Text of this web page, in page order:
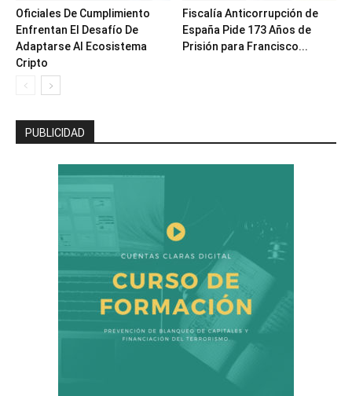
Oficiales De Cumplimiento
Enfrentan El Desafío De
Adaptarse Al Ecosistema
Cripto
Fiscalía Anticorrupción de
España Pide 173 Años de
Prisión para Francisco...
PUBLICIDAD